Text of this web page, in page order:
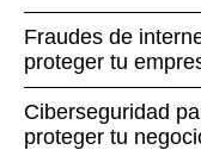
Fraudes de
proteger tu
Ciberseguridad
proteger tu